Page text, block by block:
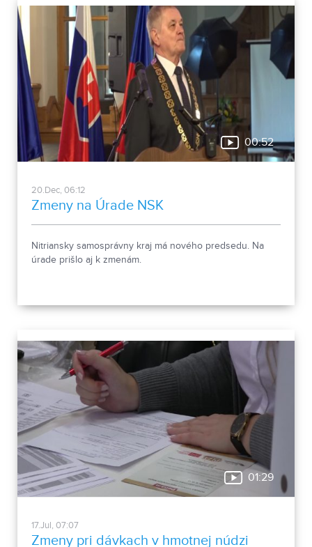
00:52
20.Dec, 06:12
Zmeny na Úrade NSK
Nitriansky samosprávny kraj má nového predsedu. Na
úrade prišlo aj k zmenám.
01:29
17.Jul, 07:07
Zmeny pri dávkach v hmotnej núdzi